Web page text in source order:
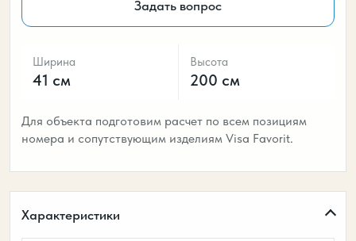
Задать вопрос
Ширина
41 см
Высота
200 см
Для объекта подготовим расчет по всем позициям
номера и сопутствующим изделиям Visa Favorit.
Характеристики